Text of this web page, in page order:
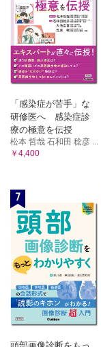
「感染症が苦手」な
研修医へ 感染症診
療の極意を伝授
松本 哲哉 石和田 稔彦 ...
￥4,400
7